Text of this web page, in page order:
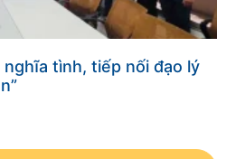
tình, tiếp nối đạo lý